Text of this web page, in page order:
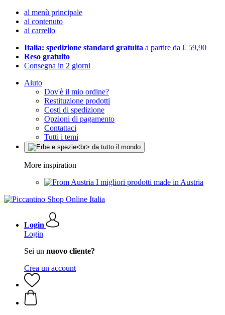
al menù principale
al contenuto
al carrello
Italia: spedizione standard gratuita a partire da € 59,90
Reso gratuito
Consegna in 2 giorni
Aiuto
Dov'è il mio ordine?
Restituzione prodotti
Costi di spedizione
Opzioni di pagamento
Contattaci
Tutti i temi
More inspiration
I migliori prodotti made in Austria
Login
Login
Sei un nuovo cliente?
Crea un account